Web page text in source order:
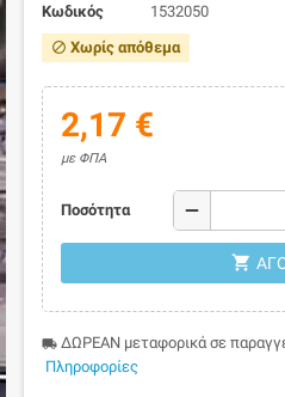
Κωδικός 1532050
block Χωρίς απόθεμα
2,17 €
με ΦΠΑ
Ποσότητα remove
shopping_cart
local_shipping ΔΩΡΕΑΝ μεταφορικά σε
Πληροφορίες